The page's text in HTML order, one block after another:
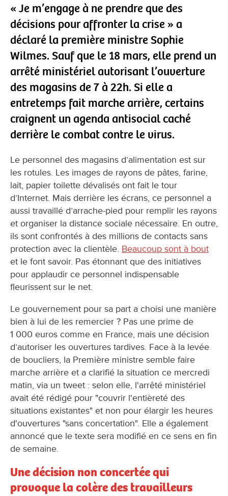
« Je m’engage à ne prendre que des
décisions pour affronter la crise » a
déclaré la première ministre Sophie
Wilmes. Sauf que le 18 mars, elle prend un
arrêté ministériel autorisant l’ouverture
des magasins de 7 à 22h. Si elle a
entretemps fait marche arrière, certains
craignent un agenda antisocial caché
derrière le combat contre le virus.
Le personnel des magasins d’alimentation est sur
les rotules. Les images de rayons de pâtes, farine,
lait, papier toilette dévalisés ont fait le tour
d’Internet. Mais derrière les écrans, ce personnel a
aussi travaillé d’arrache-pied pour remplir les rayons
et organiser la distance sociale nécessaire. En outre,
ils sont confrontés à des millions de contacts sans
protection avec la clientèle. Beaucoup sont à bout
et le font savoir. Pas étonnant que des initiatives
pour applaudir ce personnel indispensable
fleurissent sur le net.
Le gouvernement pour sa part a choisi une manière
bien à lui de les remercier ? Pas une prime de
1 000 euros comme en France, mais une décision
d’autoriser les ouvertures tardives. Face à la levée
de boucliers, la Première ministre semble faire
marche arrière et a clarifié la situation ce mercredi
matin, via un tweet : selon elle, l'arrêté ministériel
avait été rédigé pour "couvrir l'entièreté des
situations existantes" et non pour élargir les heures
d'ouvertures "sans concertation". Elle a également
annoncé que le texte sera modifié en ce sens en fin
de semaine.
Une décision non concertée qui
provoque la colère des travailleurs